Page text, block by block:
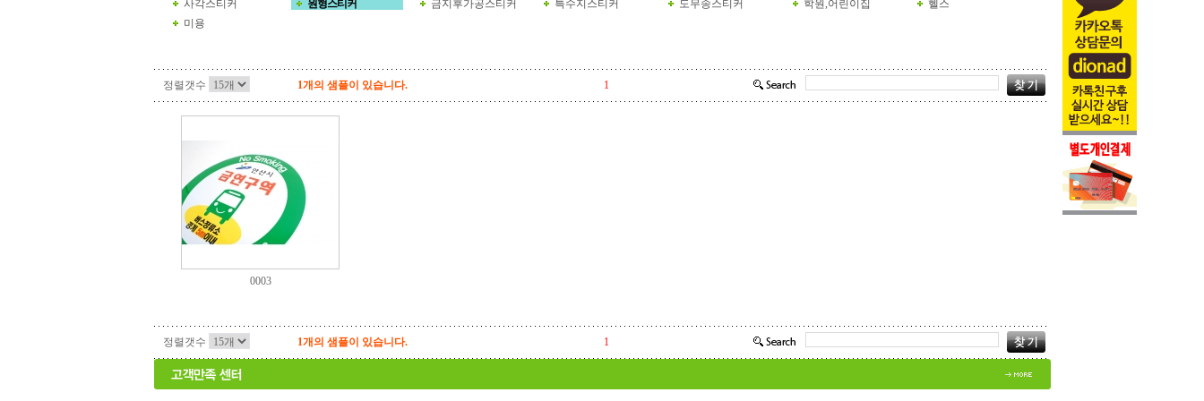
사각스티커 원형스티커 금지후가공스티커 특수지스티커 도무송스티커 학원,어린이집
헬스
미용
정렬갯수 1개의 샘플이 있습니다. 1
0003
정렬갯수 1개의 샘플이 있습니다. 1